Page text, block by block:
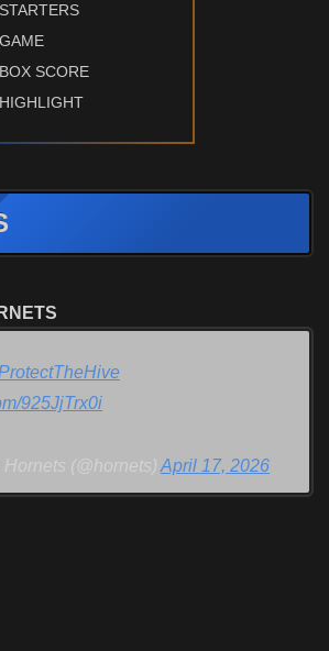
STARTERS
GAME
BOX SCORE
HIGHLIGHT
925JjTrx0i
(@hornets) April 17, 2026